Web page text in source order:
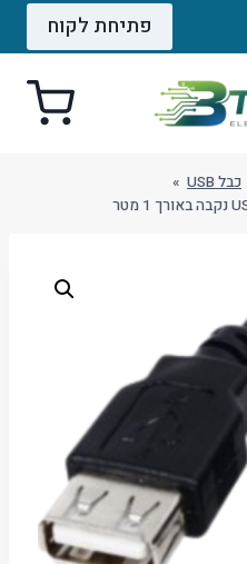
פתיחת לקוח
כבל USB
»